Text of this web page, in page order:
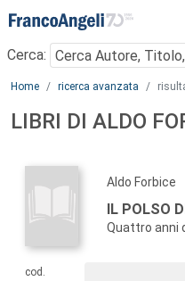
Menu
Cerca:
Main content
Home ricerca avanzata
LIBRI DI ALDO
Aldo Forbice
IL POLSO
Quattro anni
cod.